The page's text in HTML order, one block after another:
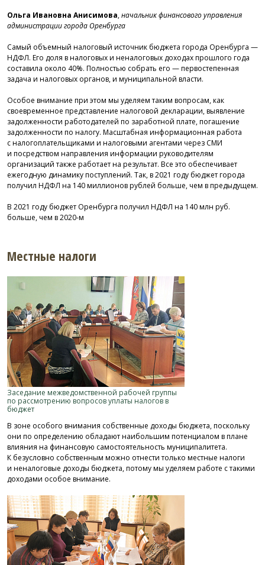
Ольга Ивановна Анисимова,начальник финансового управления
администрации города Оренбурга
Cамый объемный налоговый источник бюджета города Оренбурга —
НДФЛ. Его доля в налоговых и неналоговых доходах прошлого года
составила около 40%. Полностью собрать его — первостепенная
задача и налоговых органов, и муниципальной власти.
Особое внимание при этом мы уделяем таким вопросам, как
своевременное представление налоговой декларации, выявление
задолженности работодателей по заработной плате, погашение
задолженности по налогу. Масштабная информационная работа
с налогоплательщиками и налоговыми агентами через СМИ
и посредством направления информации руководителям
организаций также работает на результат. Все это обеспечивает
ежегодную динамику поступлений. Так, в 2021 году бюджет города
получил НДФЛ на 140 миллионов рублей больше, чем в предыдущем.
В 2021 году бюджет Оренбурга получил НДФЛ на 140 млн руб.
больше, чем в2020-м
Местные налоги
Заседание межведомственной рабочей группы
по рассмотрению вопросов уплаты налогов в
бюджет
В зоне особого внимания собственные доходы бюджета, поскольку
они по определению обладают наибольшим потенциалом в плане
влияния на финансовую самостоятельность муниципалитета.
К безусловно собственным можно отнести только местные налоги
и неналоговые доходы бюджета, потому мы уделяем работе с такими
доходами особое внимание.